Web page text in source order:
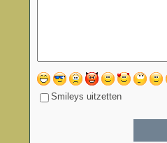
Smileys uitzetten